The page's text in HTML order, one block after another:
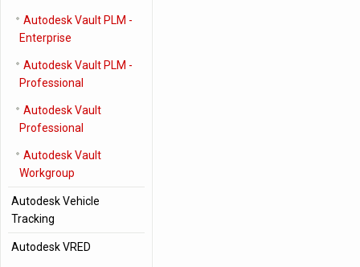
Autodesk Vault PLM -
Enterprise
Autodesk Vault PLM -
Professional
Autodesk Vault
Professional
Autodesk Vault
Workgroup
Autodesk Vehicle
Tracking
Autodesk VRED